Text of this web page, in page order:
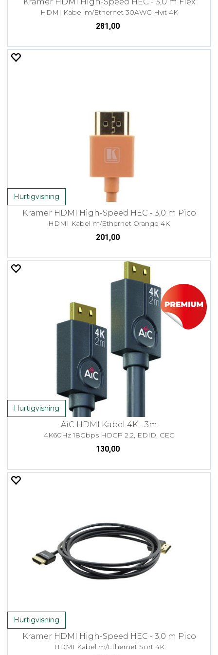
HDMI Kabel m/Ethernet 30AWG Hvit 4K
281,00
Hurtigvisning
Kramer HDMI High-Speed HEC - 3,0 m Pico
HDMI Kabel m/Ethernet Orange 4K
201,00
Hurtigvisning
AiC HDMI Kabel 4K - 3m
4K60Hz 18Gbps HDCP 2.2, EDID, CEC
130,00
Hurtigvisning
Kramer HDMI High-Speed HEC - 3,0 m Pico
HDMI Kabel m/Ethernet Sort 4K